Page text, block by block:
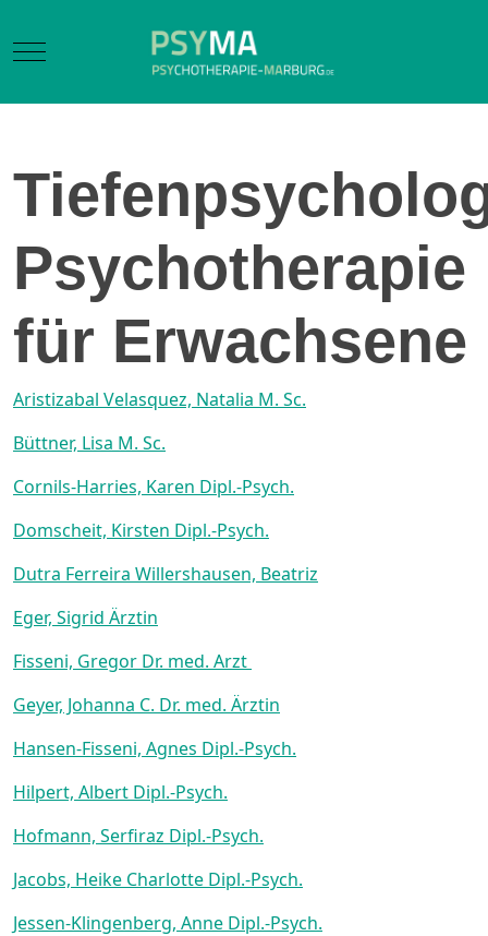
Mobile Menu Toggle
Psychotherapie
für Erwachsene
Aristizabal Velasquez, Natalia M. Sc.
Büttner, Lisa M. Sc.
Cornils-Harries, Karen Dipl.-Psych.
Domscheit, Kirsten Dipl.-Psych.
Dutra Ferreira Willershausen, Beatriz
Eger, Sigrid Ärztin
Fisseni, Gregor Dr. med. Arzt
Geyer, Johanna C. Dr. med. Ärztin
Hansen-Fisseni, Agnes Dipl.-Psych.
Hilpert, Albert Dipl.-Psych.
Hofmann, Serfiraz Dipl.-Psych.
Jacobs, Heike Charlotte Dipl.-Psych.
Jessen-Klingenberg, Anne Dipl.-Psych.